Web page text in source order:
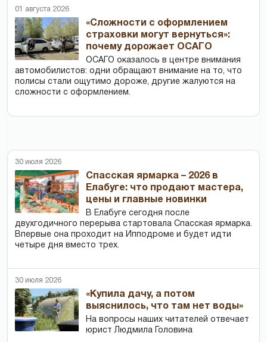
01 августа 2026
«Сложности с оформлением
страховки могут вернуться»:
почему дорожает ОСАГО
ОСАГО оказалось в центре внимания
автомобилистов: одни обращают внимание на то, что
полисы стали ощутимо дороже, другие жалуются на
сложности с оформлением.
30 июля 2026
Спасская ярмарка – 2026 в
Елабуге: что продают мастера,
цены и главные новинки
В Елабуге сегодня после
двухгодичного перерыва стартовала Спасская ярмарка.
Впервые она проходит на Ипподроме и будет идти
четыре дня вместо трех.
30 июля 2026
«Купила дачу, а потом
выяснилось, что там нет воды»
На вопросы наших читателей отвечает
юрист Людмила Головина